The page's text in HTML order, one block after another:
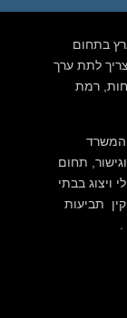
בתחום
לתת ערך
רמת
המשרד
תחום
ויצוג בבתי
תביעות